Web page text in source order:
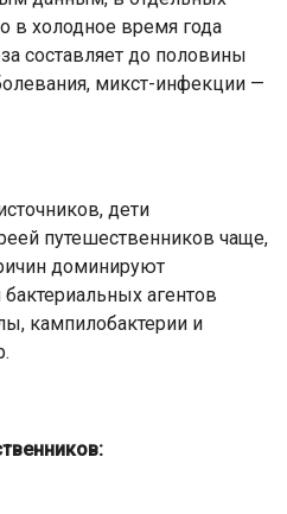
в холодное время года
составляет до половины
микст-инфекции —
дети
путешественников чаще,
доминируют
агентов
кампилобактерии и